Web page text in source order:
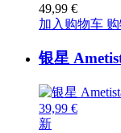
49,99 €
加入购物车
银星
39,99 €
新